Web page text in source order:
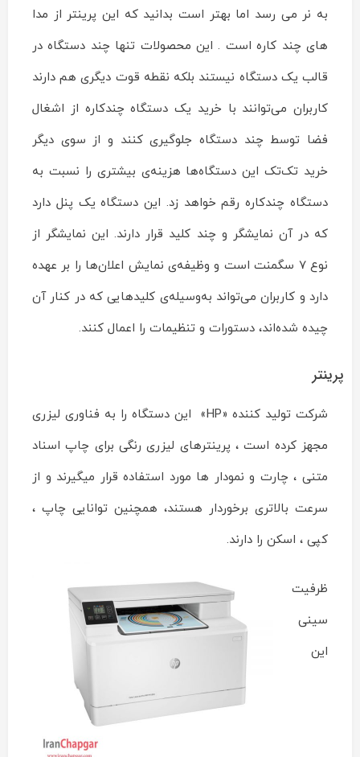
به نر می رسد اما بهتر است بدانید که این پرینتر از مدا
های چند کاره است . این محصولات تنها چند دستگاه در
قالب یک دستگاه نیستند بلکه نقطه قوت دیگری هم دارند
کاربران می‌توانند با خرید یک دستگاه چندکاره از اشغال
فضا توسط چند دستگاه جلوگیری کنند و از سوی دیگر
خرید تک‌تک این دستگاه‌ها هزینه‌ی بیشتری را نسبت به
دستگاه چندکاره رقم خواهد زد. این دستگاه یک پنل دارد
که در آن نمایشگر و چند کلید قرار دارند. این نمایشگر از
نوع 7 سگمنت است و وظیفه‌ی نمایش اعلان‌ها را بر عهده
دارد و کاربران می‌تواند به‌وسیله‌ی کلیدهایی که در کنار آن
چیده شده‌اند، دستورات و تنظیمات را اعمال کنند.
پرینتر
شرکت تولید کننده «HP» این دستگاه را به فناوری لیزری
مجهز کرده است ، پرینترهای لیزری رنگی برای چاپ اسناد
متنی ، چارت و نمودار ها مورد استفاده قرار میگیرند و از
سرعت بالاتری برخوردار هستند، همچنین توانایی چاپ ،
کپی ، اسکن را دارند.
ظرفیت
سینی
این